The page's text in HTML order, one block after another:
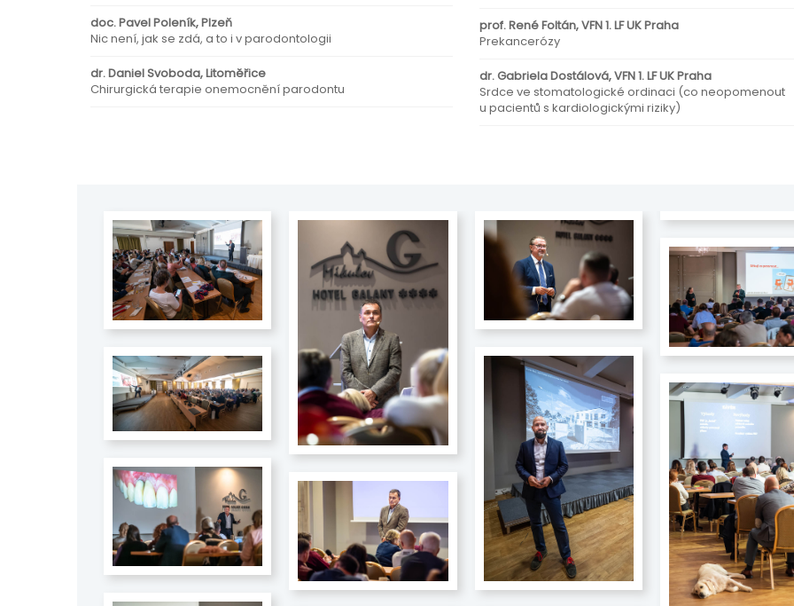
doc. Pavel Poleník, Plzeň
Nic není, jak se zdá, a to i v parodontologii
dr. Daniel Svoboda, Litoměřice
Chirurgická terapie onemocnění parodontu
prof. René Foltán, VFN 1. LF UK Praha
Prekancerózy
dr. Gabriela Dostálová, VFN 1. LF UK Praha
Srdce ve stomatologické ordinaci (co neopomenout
u pacientů s kardiologickými riziky)